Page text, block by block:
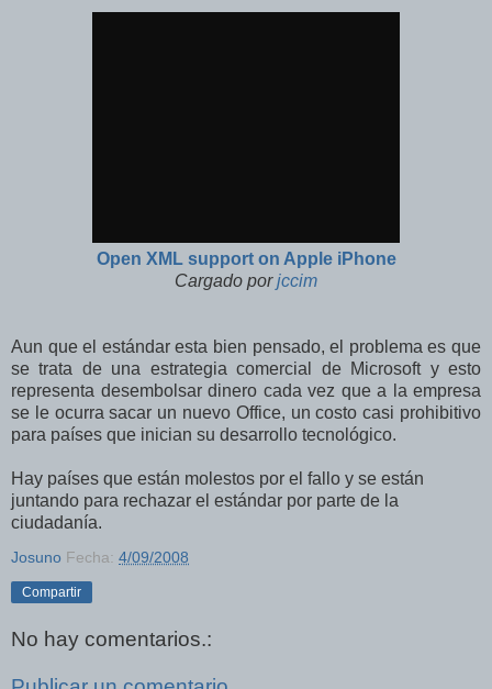
Open XML support on Apple iPhone
Cargado porjccim
Aun que el estándar esta bien pensado, el problema es que
se trata de una estrategia comercial de Microsoft y esto
representa desembolsar dinero cada vez que a la empresa
se le ocurra sacar un nuevo Office, un costo casi prohibitivo
para países que inician su desarrollo tecnológico.
Hay países que están molestos por el fallo y se están
juntando para rechazar el estándar por parte de la
ciudadanía.
Josuno Fecha: 4/09/2008
Compartir
No hay comentarios.: